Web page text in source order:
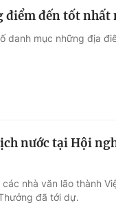
đến tốt nhất
danh mục những địa
nước tại Hội
nhà văn lão thành
đã tới dự.